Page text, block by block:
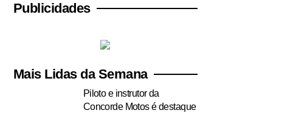
Publicidades
Mais Lidas da Semana
Piloto e instrutor da
Concorde Motos é destaque